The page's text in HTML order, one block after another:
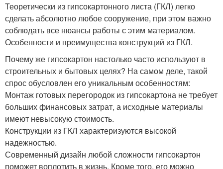
Теоретически из гипсокартонного листа (ГКЛ) легко
сделать абсолютно любое сооружение, при этом важно
соблюдать все нюансы работы с этим материалом.
Особенности и преимущества конструкций из ГКЛ.
Почему же гипсокартон настолько часто используют в
строительных и бытовых целях? На самом деле, такой
спрос обусловлен его уникальным особенностям:
Монтаж готовых перегородок из гипсокартона не требует
больших финансовых затрат, а исходные материалы
имеют невысокую стоимость.
Конструкции из ГКЛ характеризуются высокой
надежностью.
Современный дизайн любой сложности гипсокартон
поможет воплотить в жизнь. Кроме того, его можно